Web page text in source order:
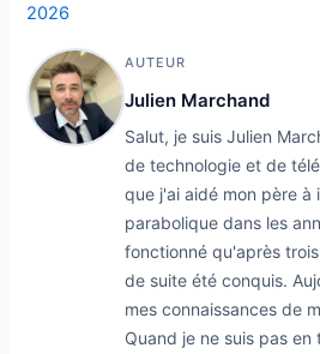
2026
AUTEUR
Julien Marchand
Salut, je suis Julien
de technologie et de
que j'ai aidé mon père à
parabolique dans les
fonctionné qu'après
de suite été conquis.
mes connaissances de
Quand je ne suis pas